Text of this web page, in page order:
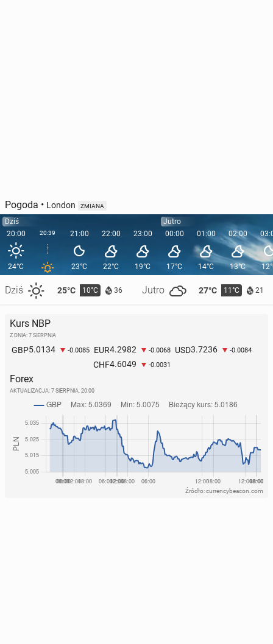
Pogoda • London ZMIANA
Dziś
20:00
24°C
Dziś 25°C 10°C 36 Jutro 27°C 11°C 21
20:39 21:00
23°C
22:00
22°C
23:00
19°C
Jutro
00:00
17°C
01:00
14°C
02:00
13°C
Kurs NBP
Z DNIA: 7 SIERPNIA
GBP5.0134 -0.0085 EUR4.2982 -0.0068 USD3.7236 -0.0084
CHF4.6049 -0.0031
Forex
AKTUALIZACJA: 7 SIERPNIA, 20:00
Źródło: currencybeacon.com